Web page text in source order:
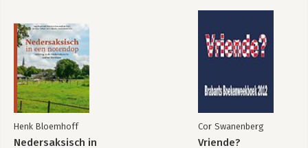
Henk Bloemhoff
Nedersaksisch in
Cor Swanenberg
Vriende?